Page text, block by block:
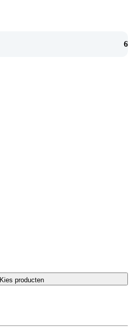
6
Kies producten